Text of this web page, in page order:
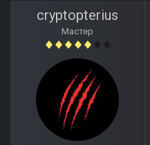
cryptopterius
Мастер